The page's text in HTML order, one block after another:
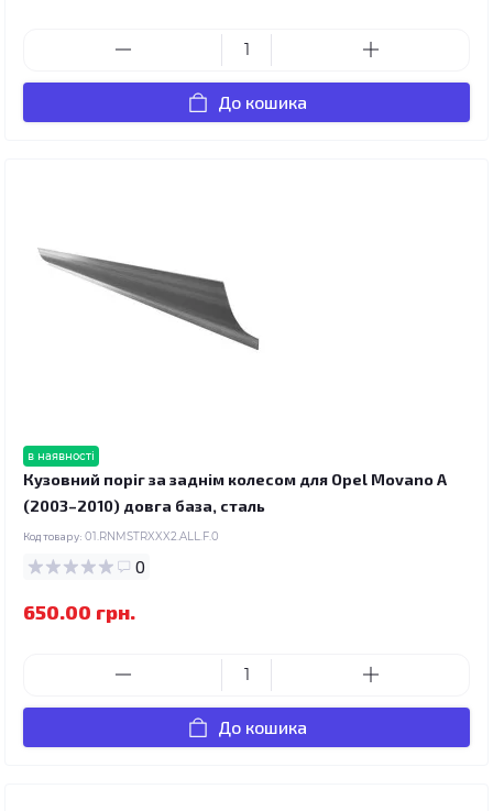
До кошика
в наявності
Кузовний поріг за заднім колесом для Opel Movano A
(2003–2010) довга база, сталь
Код товару: 01.RNMSTRXXX2.ALL.F.0
0
650.00 грн.
До кошика